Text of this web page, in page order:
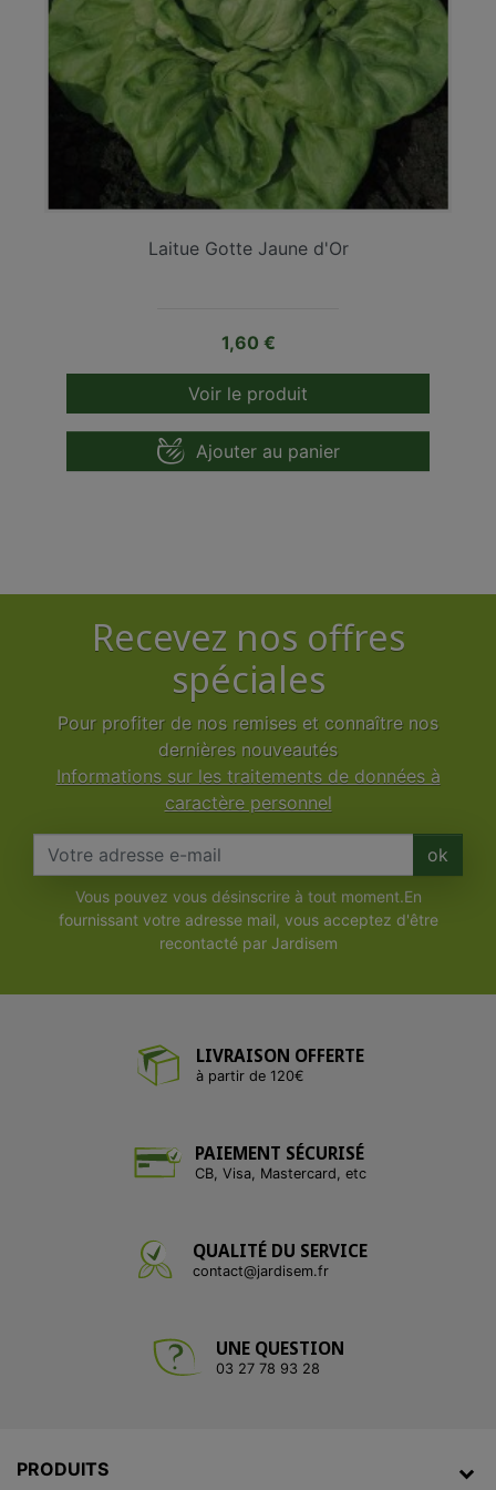
Laitue Gotte Jaune d'Or
Prix
1,60 €
Voir le produit
Ajouter au panier
Recevez nos offres
spéciales
Pour profiter de nos remises et connaître nos
dernières nouveautés
Informations sur les traitements de données à
caractère personnel
ok
Vous pouvez vous désinscrire à tout moment.En
fournissant votre adresse mail, vous acceptez d'être
recontacté par Jardisem
LIVRAISON OFFERTE
à partir de 120€
PAIEMENT SÉCURISÉ
CB, Visa, Mastercard, etc
QUALITÉ DU SERVICE
contact@jardisem.fr
UNE QUESTION
03 27 78 93 28
PRODUITS